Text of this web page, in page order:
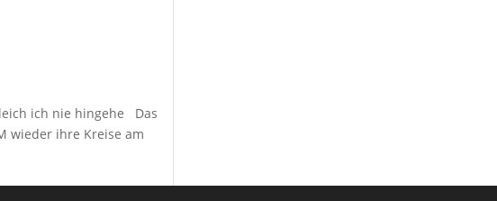
ich nie hingehe Das
wieder ihre Kreise am